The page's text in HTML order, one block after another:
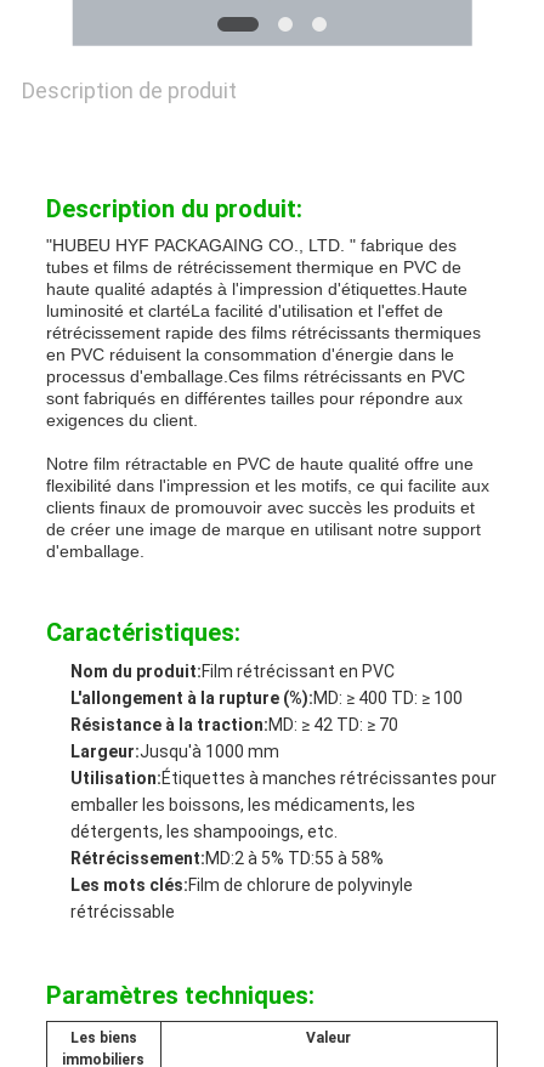
DE
Description de produit
Description du produit:
"HUBEU HYF PACKAGAING CO., LTD. " fabrique des
tubes et films de rétrécissement thermique en PVC de
haute qualité adaptés à l'impression d'étiquettes.Haute
luminosité et clartéLa facilité d'utilisation et l'effet de
rétrécissement rapide des films rétrécissants thermiques
en PVC réduisent la consommation d'énergie dans le
processus d'emballage.Ces films rétrécissants en PVC
sont fabriqués en différentes tailles pour répondre aux
exigences du client.
Notre film rétractable en PVC de haute qualité offre une
flexibilité dans l'impression et les motifs, ce qui facilite aux
clients finaux de promouvoir avec succès les produits et
de créer une image de marque en utilisant notre support
d'emballage.
Caractéristiques:
Nom du produit:Film rétrécissant en PVC
L'allongement à la rupture (%):MD: ≥ 400 TD: ≥ 100
Résistance à la traction:MD: ≥ 42 TD: ≥ 70
Largeur:Jusqu'à 1000 mm
Utilisation:Étiquettes à manches rétrécissantes pour
emballer les boissons, les médicaments, les
détergents, les shampooings, etc.
Rétrécissement:MD:2 à 5% TD:55 à 58%
Les mots clés:Film de chlorure de polyvinyle
rétrécissable
Paramètres techniques:
Les biens
immobiliers
Valeur